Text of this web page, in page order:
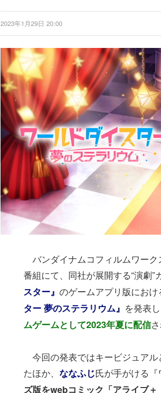
2023年1月29日 20:00
バンダイナムコフィルムワー
番組にて、同社が展開する“演劇”
スター』 のゲームアプリ版にお
ター 夢のステラリウム』 を発表
ムゲームとして2023年夏に配信
今回の発表ではキービジュア
たほか、 ななふじ氏が手がける
ズ版をwebコミック「アライブ